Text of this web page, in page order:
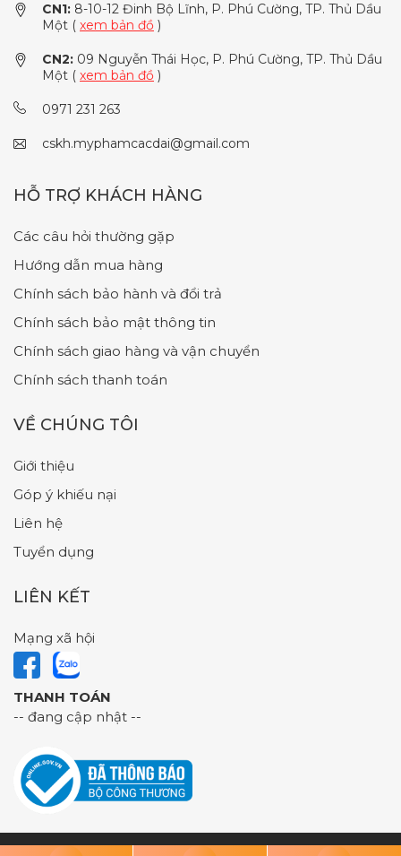
CN1: 8-10-12 Đinh Bộ Lĩnh, P. Phú Cường, TP. Thủ Dầu
Một ( xem bản đồ )
CN2: 09 Nguyễn Thái Học, P. Phú Cường, TP. Thủ Dầu
Một ( xem bản đồ )
0971 231 263
cskh.myphamcacdai@gmail.com
HỖ TRỢ KHÁCH HÀNG
Các câu hỏi thường gặp
Hướng dẫn mua hàng
Chính sách bảo hành và đổi trả
Chính sách bảo mật thông tin
Chính sách giao hàng và vận chuyển
Chính sách thanh toán
VỀ CHÚNG TÔI
Giới thiệu
Góp ý khiếu nại
Liên hệ
Tuyển dụng
LIÊN KẾT
Mạng xã hội
THANH TOÁN
-- đang cập nhật --